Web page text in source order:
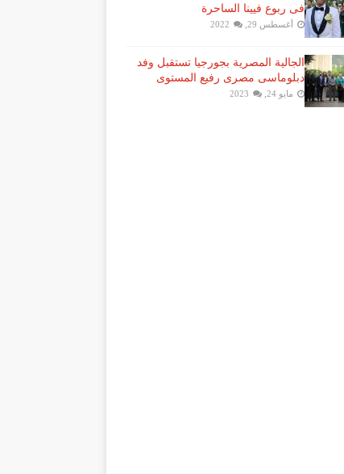
فى ربوع فيينا الساحرة
أغسطس 29, 2022
الجالية المصرية بجورجيا تستقبل وفد
دبلوماسى مصرى رفيع المستوى
مايو 24, 2023